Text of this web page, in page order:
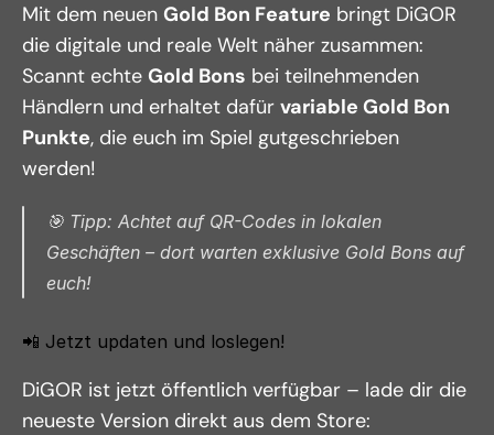
Mit dem neuen Gold Bon Feature bringt DiGOR
die digitale und reale Welt näher zusammen:
Scannt echte Gold Bons bei teilnehmenden
Händlern und erhaltet dafür variable Gold Bon
Punkte, die euch im Spiel gutgeschrieben
werden!
🎯 Tipp: Achtet auf QR-Codes in lokalen
Geschäften – dort warten exklusive Gold Bons auf
euch!
📲 Jetzt updaten und loslegen!
DiGOR ist jetzt öffentlich verfügbar – lade dir die
neueste Version direkt aus dem Store: